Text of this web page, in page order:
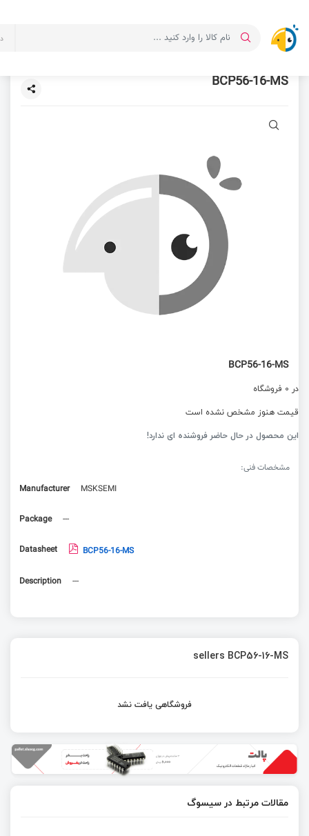
BCP56-16-MS
BCP56-16-MS
در 0 فروشگاه
قیمت هنوز مشخص نشده است
این محصول در حال حاضر فروشنده ای ندارد!
مشخصات فنی:
Manufacturer
MSKSEMI
Package ---
Datasheet BCP56-16-MS
Description ---
sellers BCP56-16-MS
فروشگاهی یافت نشد
مقالات مرتبط در سیسوگ